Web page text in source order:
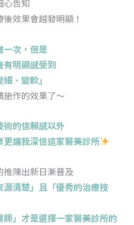
心告知
效果會越發明顯！
一次，但是
有明顯感受到
、變軟」
施作的效果了～
術的信賴感以外
更讓我深信這家醫美診所
推陳出新日漸普及
源清楚」且「優秀的治療技
」才是選擇一家醫美診所的